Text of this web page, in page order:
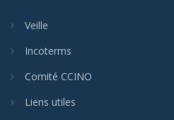
Veille
Incoterms
Comité CCINO
Liens utiles